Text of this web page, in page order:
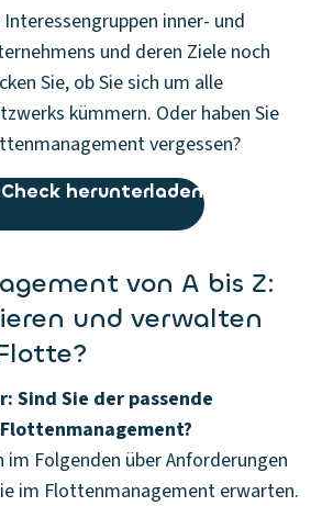
inner- und
und deren Ziele noch
Sie, ob Sie sich um alle
kümmern. Oder haben Sie
vergessen?
herunterladen
von A bis Z:
und verwalten
Sind Sie der passende
im Folgenden über Anforderungen
im Flottenmanagement erwarten.